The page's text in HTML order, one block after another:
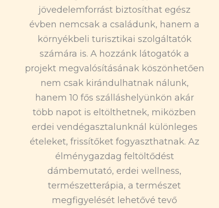
jövedelemforrást biztosíthat egész
évben nemcsak a családunk, hanem a
környékbeli turisztikai szolgáltatók
számára is. A hozzánk látogatók a
projekt megvalósításának köszönhetően
nem csak kirándulhatnak nálunk,
hanem 10 fős szálláshelyünkön akár
több napot is eltölthetnek, miközben
erdei vendégasztalunknál különleges
ételeket, frissítőket fogyaszthatnak. Az
élménygazdag feltöltődést
dámbemutató, erdei wellness,
természetterápia, a természet
megfigyelését lehetővé tevő